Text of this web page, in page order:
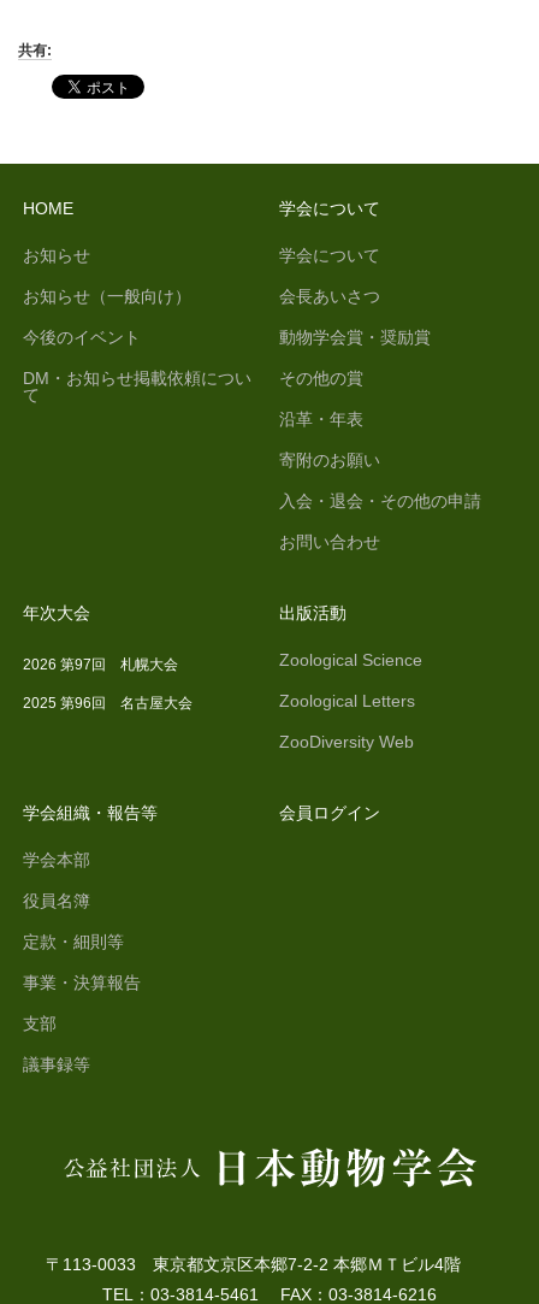
共有:
HOME
お知らせ
お知らせ（一般向け）
今後のイベント
DM・お知らせ掲載依頼につい
て
学会について
学会について
会長あいさつ
動物学会賞・奨励賞
その他の賞
沿革・年表
寄附のお願い
入会・退会・その他の申請
お問い合わせ
年次大会
2026 第97回 札幌大会
2025 第96回 名古屋大会
出版活動
Zoological Science
Zoological Letters
ZooDiversity Web
学会組織・報告等
学会本部
役員名簿
定款・細則等
事業・決算報告
支部
議事録等
会員ログイン
〒113-0033 東京都文京区本郷7-2-2 本郷ＭＴビル4階
TEL：03-3814-5461 FAX：03-3814-6216